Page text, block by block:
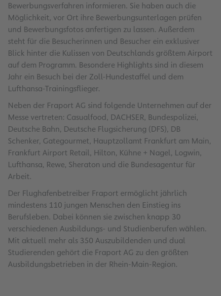
Bewerbungsverfahren informieren. Sie haben auch die
Möglichkeit, vor Ort ihre Bewerbungsunterlagen prüfen
und Bewerbungsfotos anfertigen zu lassen. Außerdem
steht für die Besucherinnen und Besucher ein exklusiver
Blick hinter die Kulissen von Deutschlands größtem Airport
auf dem Programm. Besondere Highlights sind in diesem
Jahr ein Besuch bei der Zoll-Hundestaffel und dem
Lufthansa-Trainingsflieger.
Neben der Fraport AG sind folgende Unternehmen auf der
Messe vertreten: Casualfood, DACHSER, Bundespolizei,
Deutsche Bahn, Deutsche Flugsicherung (DFS), DB
Schenker, Gategourmet, Hauptzollamt Frankfurt am Main,
Frankfurt Airport Retail, Hilton, Kühne + Nagel, Logwin,
Lufthansa, Rewe, Sheraton und die Bundesagentur für
Arbeit.
Der Flughafenbetreiber Fraport ermöglicht jährlich
mindestens 110 jungen Menschen den Einstieg ins
Berufsleben. Dabei können sie zwischen knapp 30
verschiedenen Ausbildungs- und Studienberufen wählen.
Mit aktuell mehr als 350 Auszubildenden und dual
Studierenden gehört die Fraport AG zu den größten
Ausbildungsbetrieben in der Rhein-Main-Region.